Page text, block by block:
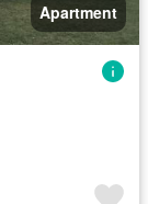
Apartment